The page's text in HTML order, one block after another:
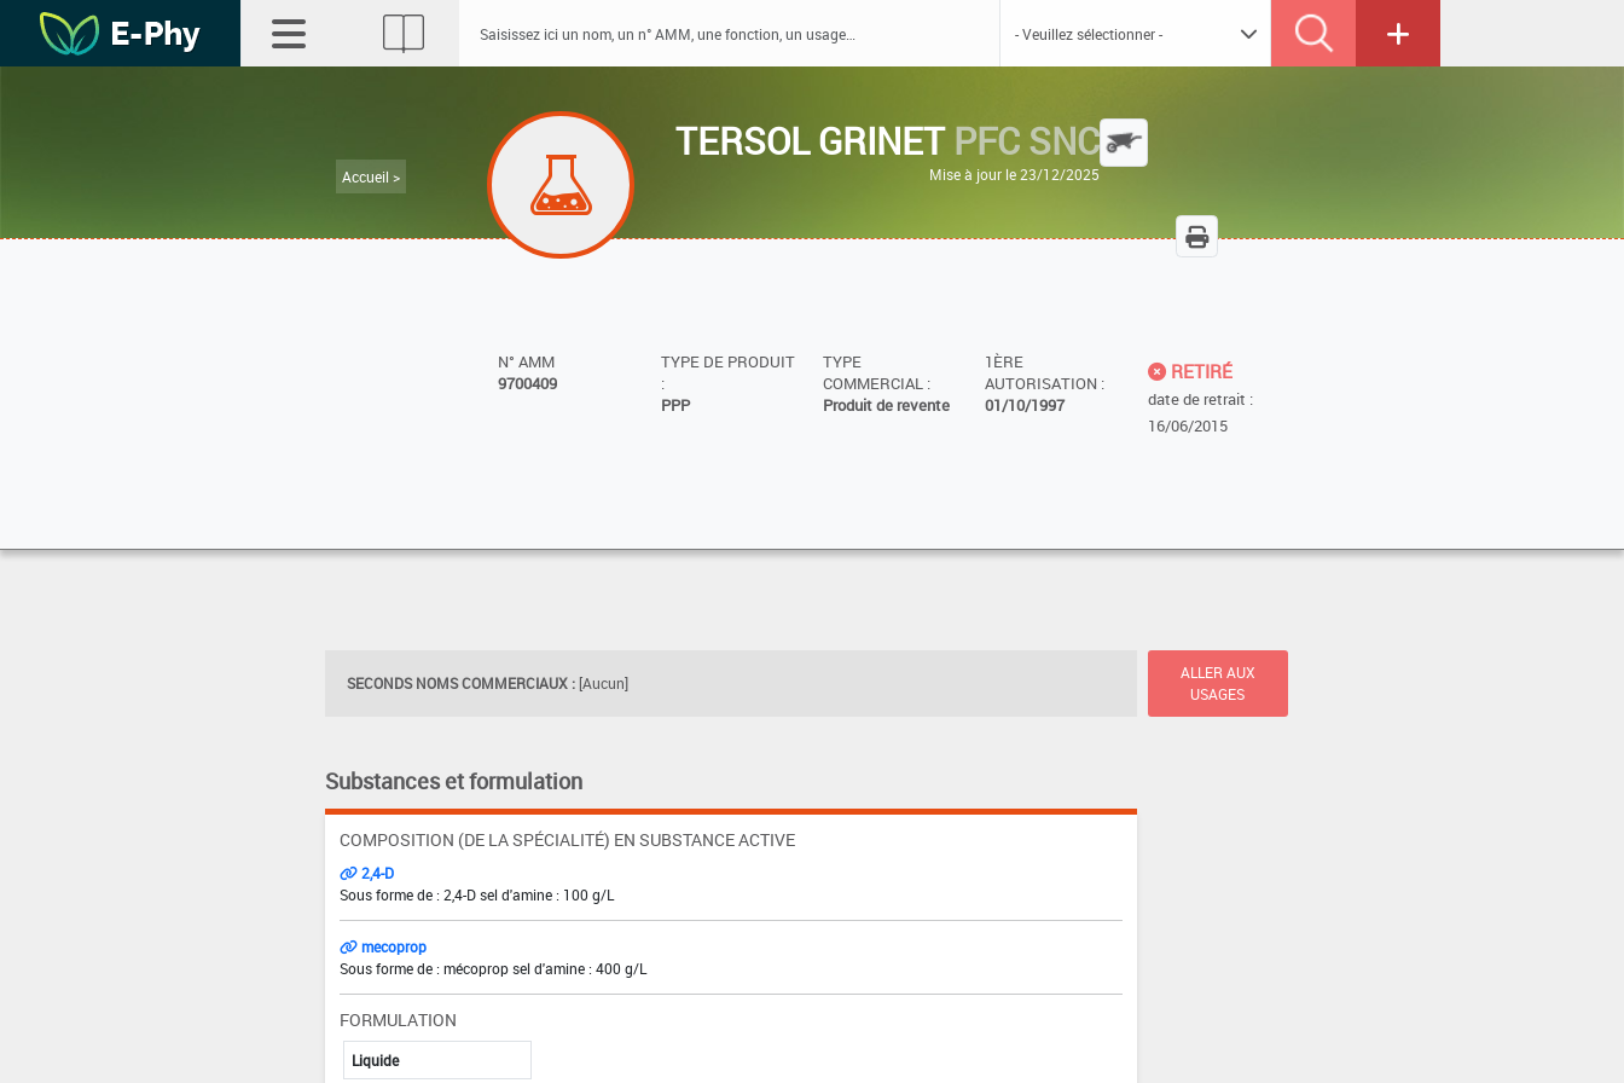
Accueil >
TERSOL GRINETPFC SNC
Mise à jour le 23/12/2025
N° AMM
9700409
TYPE DE PRODUIT
:
PPP
TYPE
COMMERCIAL :
Produit de revente
1ÈRE
AUTORISATION :
01/10/1997
RETIRÉ
date de retrait :
16/06/2015
SECONDS NOMS COMMERCIAUX : [Aucun]
ALLER AUX
USAGES
Substances et formulation
COMPOSITION (DE LA SPÉCIALITÉ) EN SUBSTANCE ACTIVE
2,4-D
Sous forme de : 2,4-D sel d'amine : 100 g/L
mecoprop
Sous forme de : mécoprop sel d'amine : 400 g/L
FORMULATION
Liquide